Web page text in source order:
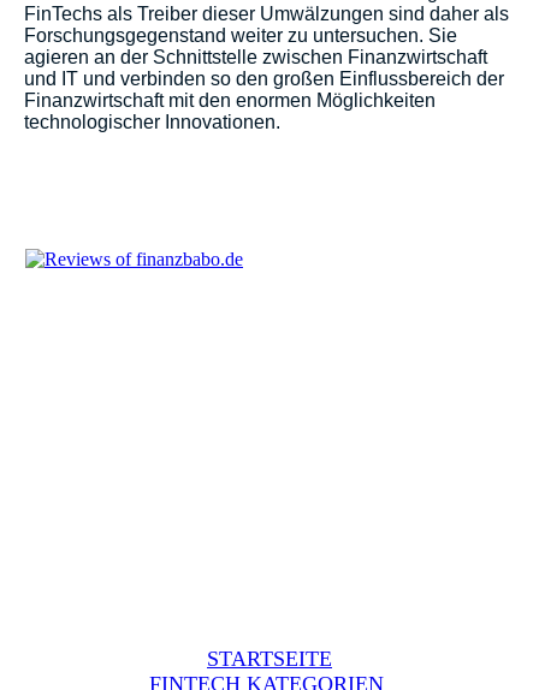
FinTechs als Treiber dieser Umwälzungen sind daher als
Forschungsgegenstand weiter zu untersuchen. Sie
agieren an der Schnittstelle zwischen Finanzwirtschaft
und IT und verbinden so den großen Einflussbereich der
Finanzwirtschaft mit den enormen Möglichkeiten
technologischer Innovationen.
STARTSEITE
FINTECH KATEGORIEN